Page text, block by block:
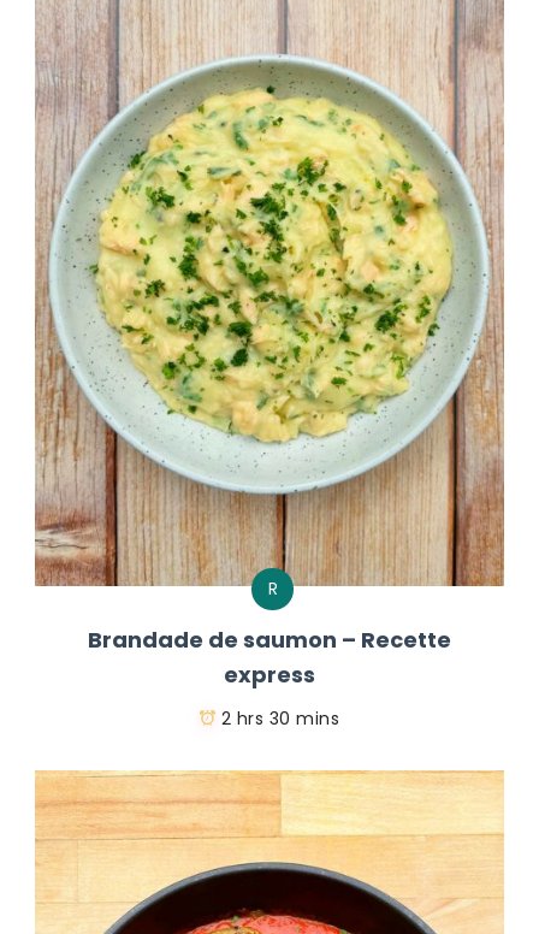
R
Brandade de saumon – Recette
express
2 hrs 30 mins